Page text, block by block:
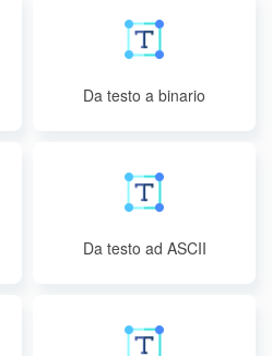
Da testo a binario
Da testo ad ASCII